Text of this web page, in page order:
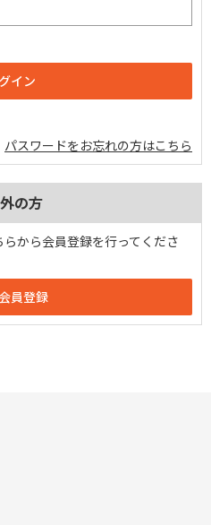
パスワードをお忘れの方はこちら
の方
から会員登録を行ってくださ